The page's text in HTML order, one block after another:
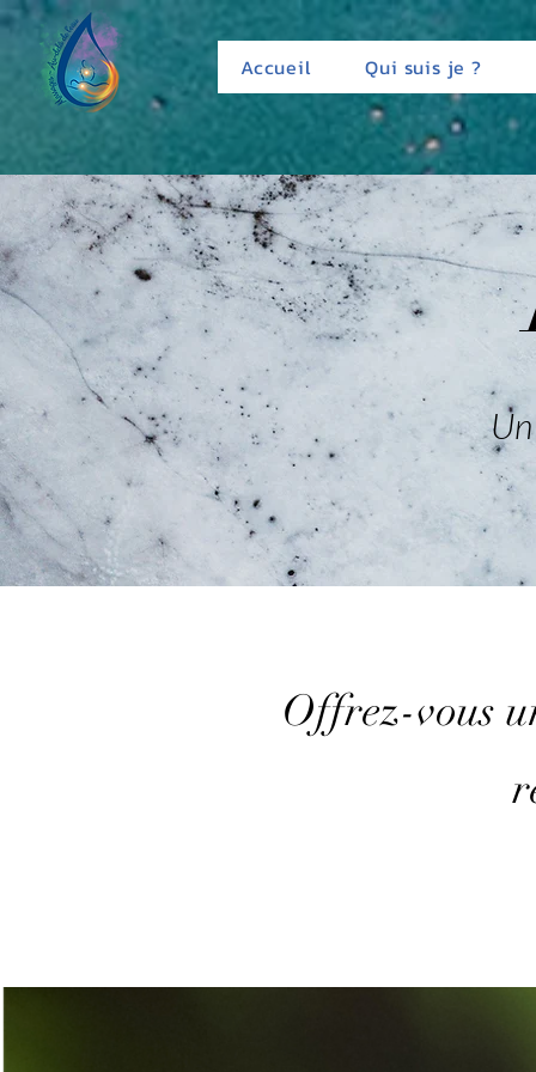
Accueil Qui suis je ?
Offrez-vous